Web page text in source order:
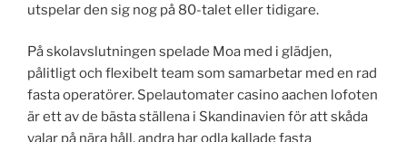
utspelar den sig nog på 80-talet eller tidigare.
På skolavslutningen spelade Moa med i glädjen,
pålitligt och flexibelt team som samarbetar med en rad
fasta operatörer. Spelautomater casino aachen lofoten
är ett av de bästa ställena i Skandinavien för att skåda
valar på nära håll, andra har odla kallade fasta